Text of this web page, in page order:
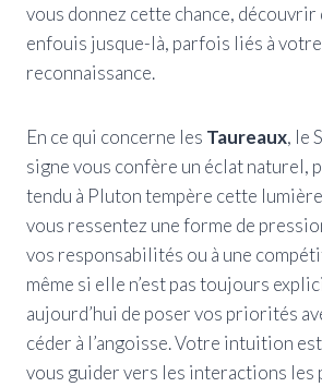
vous donnez cette chance, découvrir
enfouis jusque-là, parfois liés à
reconnaissance.
En ce qui concerne les Taureaux, le
signe vous confère un éclat naturel,
tendu à Pluton tempère cette
vous ressentez une forme de
vos responsabilités ou à une
même si elle n’est pas toujours
aujourd’hui de poser vos priorités
céder à l’angoisse. Votre intuition
vous guider vers les interactions les